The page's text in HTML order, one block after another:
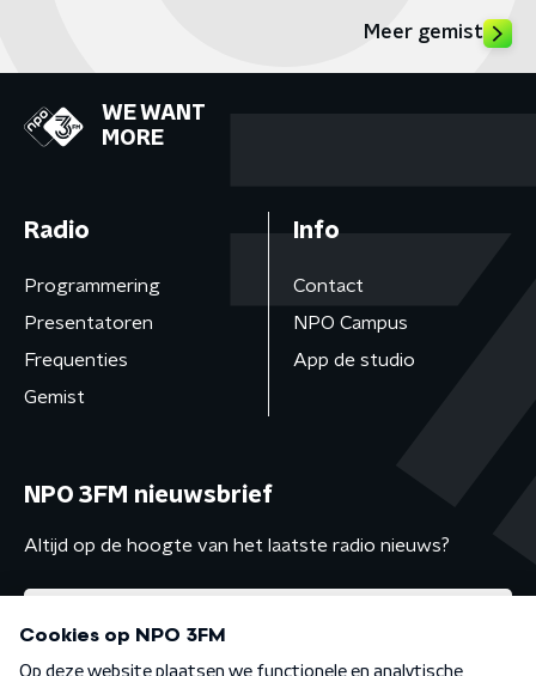
Meer gemist
WE WANT
MORE
Radio
Programmering
Presentatoren
Frequenties
Gemist
Info
Contact
NPO Campus
App de studio
NPO 3FM nieuwsbrief
Altijd op de hoogte van het laatste radio nieuws?